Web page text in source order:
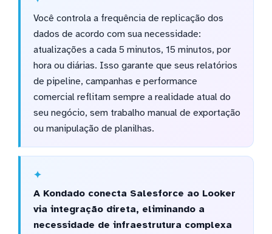
Você controla a frequência de replicação dos
dados de acordo com sua necessidade:
atualizações a cada 5 minutos, 15 minutos, por
hora ou diárias. Isso garante que seus relatórios
de pipeline, campanhas e performance
comercial reflitam sempre a realidade atual do
seu negócio, sem trabalho manual de exportação
ou manipulação de planilhas.
A Kondado conecta Salesforce ao Looker
via integração direta, eliminando a
necessidade de infraestrutura complexa